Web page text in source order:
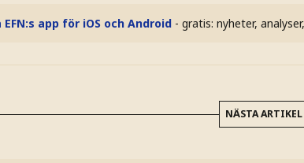
EFN:s app för iOS och Android - gratis: nyheter,
NÄSTA ARTIKEL